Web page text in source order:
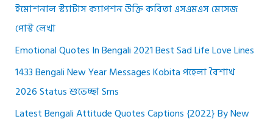
ইমোশনাল স্ট্যাটাস ক্যাপশন উক্তি কবিতা এসএমএস মেসেজ
পোস্ট লেখা
Emotional Quotes In Bengali 2021 Best Sad Life Love Lines
1433 Bengali New Year Messages Kobita পহেলা বৈশাখ
2026 Status শুভেচ্ছা Sms
Latest Bengali Attitude Quotes Captions {2022} By New